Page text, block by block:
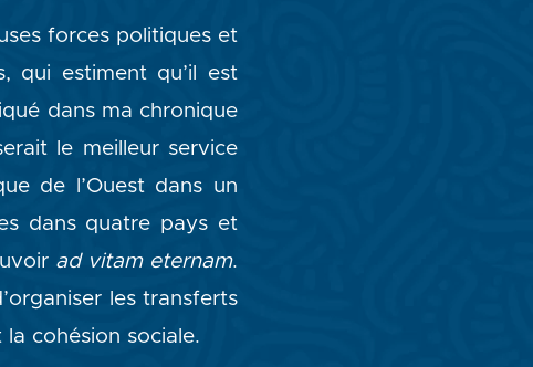
forces politiques et
qui estiment qu’il est
dans ma chronique
le meilleur service
de l’Ouest dans un
dans quatre pays et
ad vitam eternam.
les transferts
cohésion sociale.